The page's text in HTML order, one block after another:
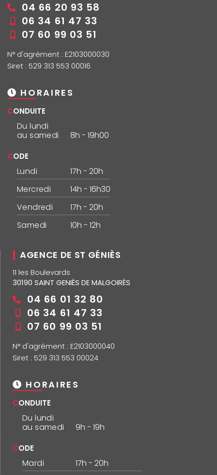
04 66 20 93 58
06 34 61 47 33
07 60 99 03 51
N° d'agrément : E2103000030
Siret : 529 313 553 00016
HORAIRES
CONDUITE
Du lundi
au samedi
8h - 19h00
CODE
Lundi
17h - 20h
Mercredi
14h - 16h30
Vendredi
17h - 20h
Samedi
10h - 12h
AGENCE DE ST GÉNIÈS
11 les Boulevards
30190 SAINT GENIÈS DE MALGOIRÈS
04 66 01 32 80
06 34 61 47 33
07 60 99 03 51
N° d'agrément : E2103000040
Siret : 529 313 553 00024
HORAIRES
CONDUITE
Du lundi
au samedi
9h - 19h
CODE
Mardi
17h - 20h